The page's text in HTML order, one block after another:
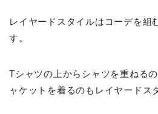
レイヤードスタイルはコーデを組
す。
Tシャツの上からシャツを重ねる
ャケットを着るのもレイヤードス